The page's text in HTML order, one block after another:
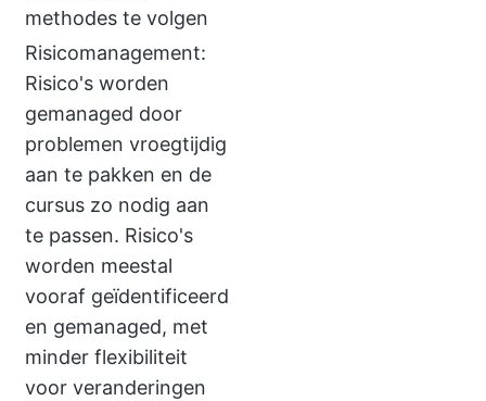
methodes te volgen
Risicomanagement:
Risico's worden
gemanaged door
problemen vroegtijdig
aan te pakken en de
cursus zo nodig aan
te passen. Risico's
worden meestal
vooraf geïdentificeerd
en gemanaged, met
minder flexibiliteit
voor veranderingen